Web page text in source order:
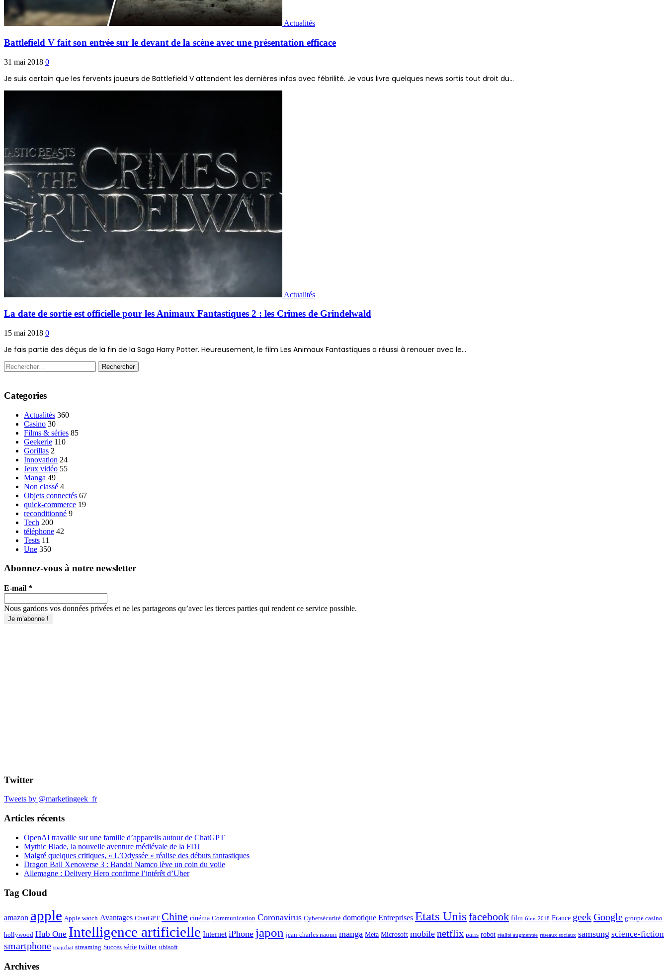
Actualités
Battlefield V fait son entrée sur le devant de la scène avec une présentation efficace
31 mai 2018 0
Je suis certain que les fervents joueurs de Battlefield V attendent les dernières infos avec fébrilité. Je vous livre quelques news sortis tout droit du…
Actualités
La date de sortie est officielle pour les Animaux Fantastiques 2 : les Crimes de Grindelwald
15 mai 2018 0
Je fais partie des déçus de la fin de la Saga Harry Potter. Heureusement, le film Les Animaux Fantastiques a réussi à renouer avec le…
Rechercher :
Categories
Actualités 360
Casino 30
Films & séries 85
Geekerie 110
Gorillas 2
Innovation 24
Jeux vidéo 55
Manga 49
Non classé 4
Objets connectés 67
quick-commerce 19
reconditionné 9
Tech 200
téléphone 42
Tests 11
Une 350
Abonnez-vous à notre newsletter
E-mail *
Nous gardons vos données privées et ne les partageons qu’avec les tierces parties qui rendent ce service possible.
Twitter
Tweets by @marketingeek_fr
Articles récents
OpenAI travaille sur une famille d’appareils autour de ChatGPT
Mythic Blade, la nouvelle aventure médiévale de la FDJ
Malgré quelques critiques, « L’Odyssée » réalise des débuts fantastiques
Dragon Ball Xenoverse 3 : Bandai Namco lève un coin du voile
Allemagne : Delivery Hero confirme l’intérêt d’Uber
Tag Cloud
amazon apple Apple watch Avantages ChatGPT Chine cinéma Communication Coronavirus Cybersécurité domotique Entreprises Etats Unis facebook film films 2018 France geekGoogle groupe casino
hollywood Hub One Intelligence artificielle Internet iPhone japon jean-charles naouri manga Meta Microsoft mobile netflix paris robot réalité augmentée réseaux sociaux samsung science-fiction
smartphone snapchat streaming Succès série twitter ubisoft
Archives